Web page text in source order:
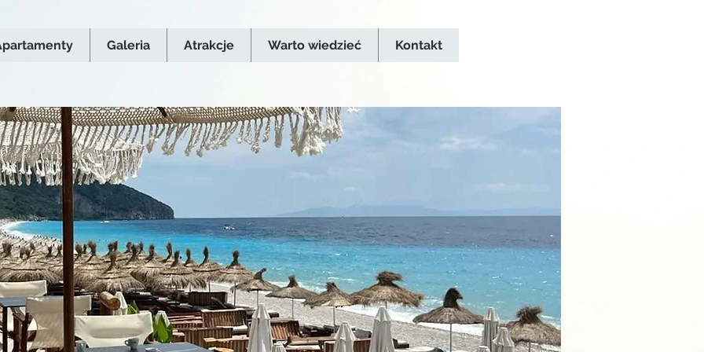
Galeria Atrakcje Warto wiedzieć Kontakt